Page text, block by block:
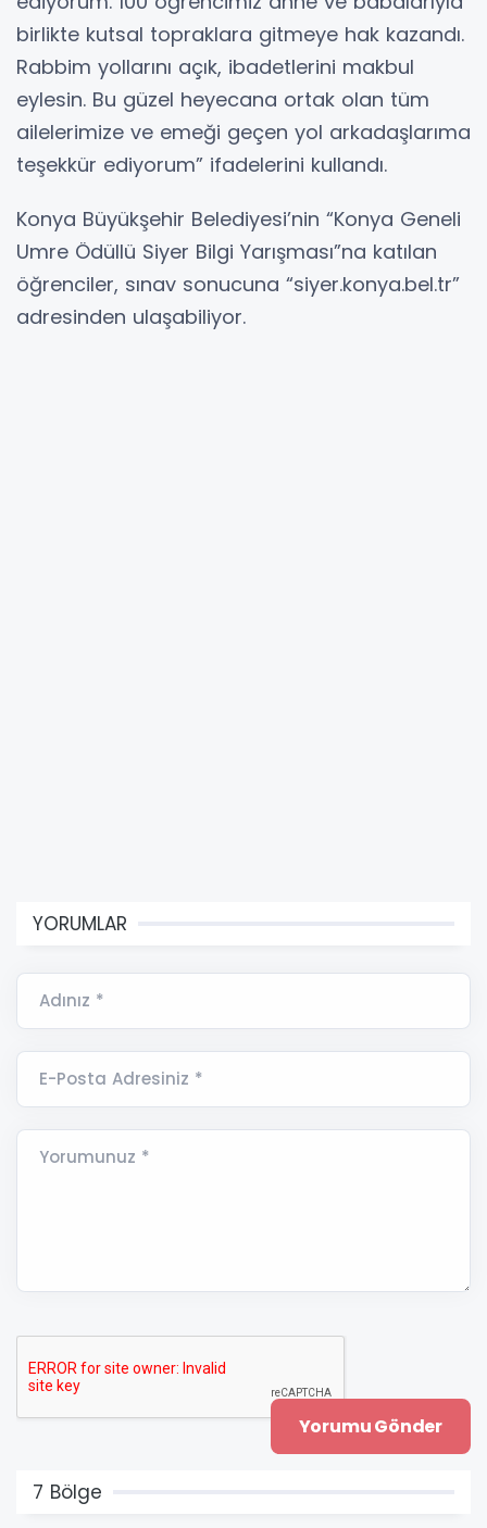
birlikte kutsal topraklara gitmeye hak kazandı.
Rabbim yollarını açık, ibadetlerini makbul
eylesin. Bu güzel heyecana ortak olan tüm
ailelerimize ve emeği geçen yol arkadaşlarıma
teşekkür ediyorum” ifadelerini kullandı.
Konya Büyükşehir Belediyesi’nin “Konya Geneli
Umre Ödüllü Siyer Bilgi Yarışması”na katılan
öğrenciler, sınav sonucuna “siyer.konya.bel.tr”
adresinden ulaşabiliyor.
YORUMLAR
Adınız *
E-Posta Adresiniz *
Yorumunuz *
7 Bölge